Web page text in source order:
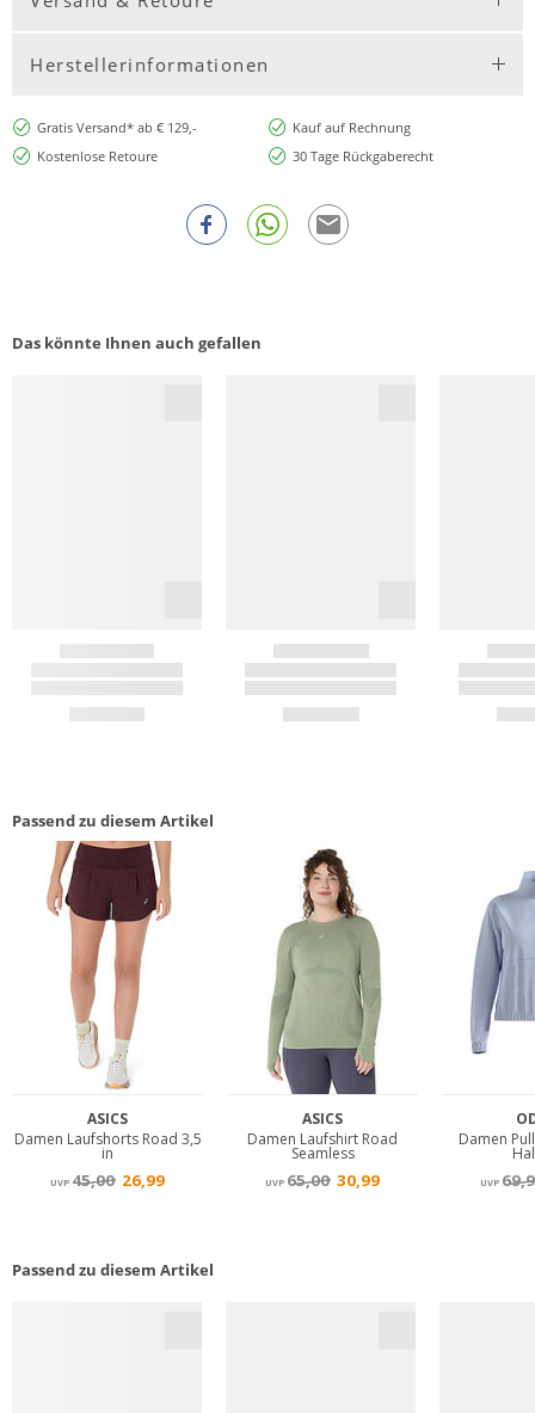
Herstellerinformationen
Gratis Versand* ab € 129,-
Kauf auf Rechnung
Kostenlose Retoure
30 Tage Rückgaberecht
Das könnte Ihnen auch gefallen
Passend zu diesem Artikel
Passend zu diesem Artikel